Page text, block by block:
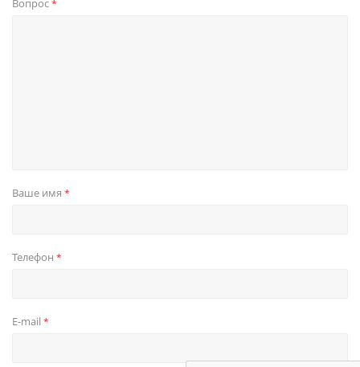
Вопрос*
Ваше имя *
Телефон *
E-mail *